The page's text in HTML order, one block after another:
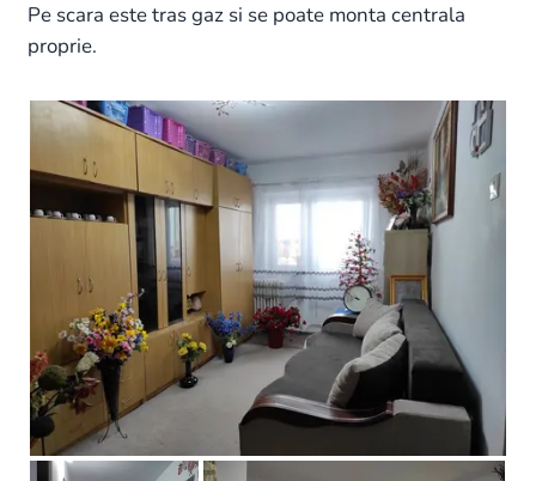
Pe scara este tras gaz si se poate monta centrala
proprie.